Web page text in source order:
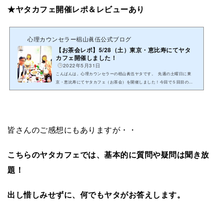
★ヤタカフェ開催レポ＆レビューあり
心理カウンセラー椙山眞伍公式ブログ
【お茶会レポ】5/28（土）東京・恵比寿にてヤタ
カフェ開催しました！
2022年5月31日
こんばんは。心理カウンセラーの椙山眞伍ヤタです。 先週の土曜日に東
京・恵比寿にてヤタカフェ（お茶会）を開催しました！今回で５回目の開
催のヤタカフェ。いずれも先行予約にて満席（最短で４０分...
皆さんのご感想にもありますが・・
こちらのヤタカフェでは、基本的に質問や疑問は聞き放
題！
出し惜しみせずに、何でもヤタがお答えします。